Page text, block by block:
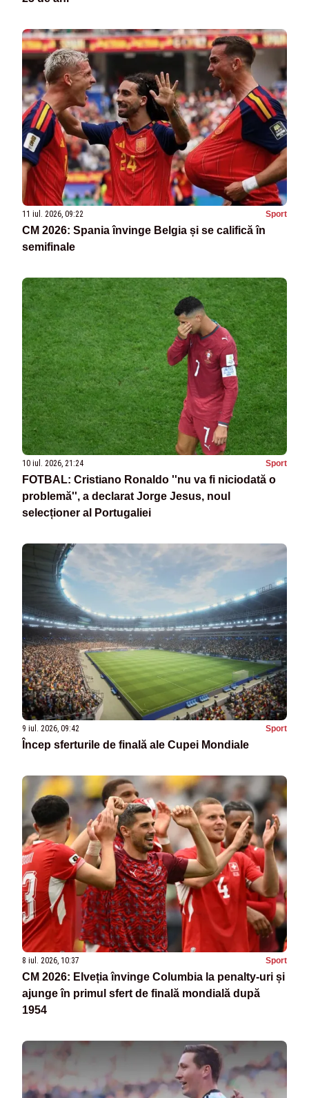
11 iul. 2026, 09:22 Sport
CM 2026: Spania învinge Belgia și se califică în
semifinale
10 iul. 2026, 21:24 Sport
FOTBAL: Cristiano Ronaldo ''nu va fi niciodată o
problemă'', a declarat Jorge Jesus, noul
selecționer al Portugaliei
9 iul. 2026, 09:42 Sport
Încep sferturile de finală ale Cupei Mondiale
8 iul. 2026, 10:37 Sport
CM 2026: Elveția învinge Columbia la penalty-uri și
ajunge în primul sfert de finală mondială după
1954